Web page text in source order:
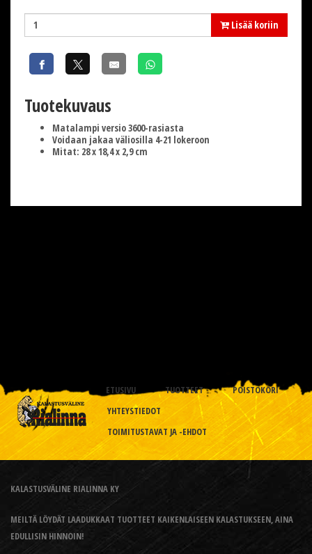
Lisää koriin
Tuotekuvaus
Matalampi versio 3600-rasiasta
Voidaan jakaa väliosilla 4-21 lokeroon
Mitat: 28 x 18,4 x 2,9 cm
ETUSIVU TUOTTEET
POISTOKORI
YHTEYSTIEDOT
TOIMITUSTAVAT JA -EHDOT
KALASTUSVÄLINE RIALINNA KY
MEILTÄ LÖYDÄT LAADUKKAAT TUOTTEET KAIKENLAISEEN KALASTUKSEEN, AINA
EDULLISIN HINNOIN!